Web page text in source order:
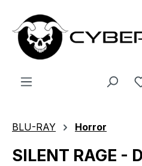
Zum Hauptinhalt springen
BLU-RAY Horror
SILENT RAGE -